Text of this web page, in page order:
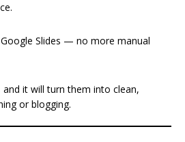
Slides — no more manual
it will turn them into clean,
or blogging.